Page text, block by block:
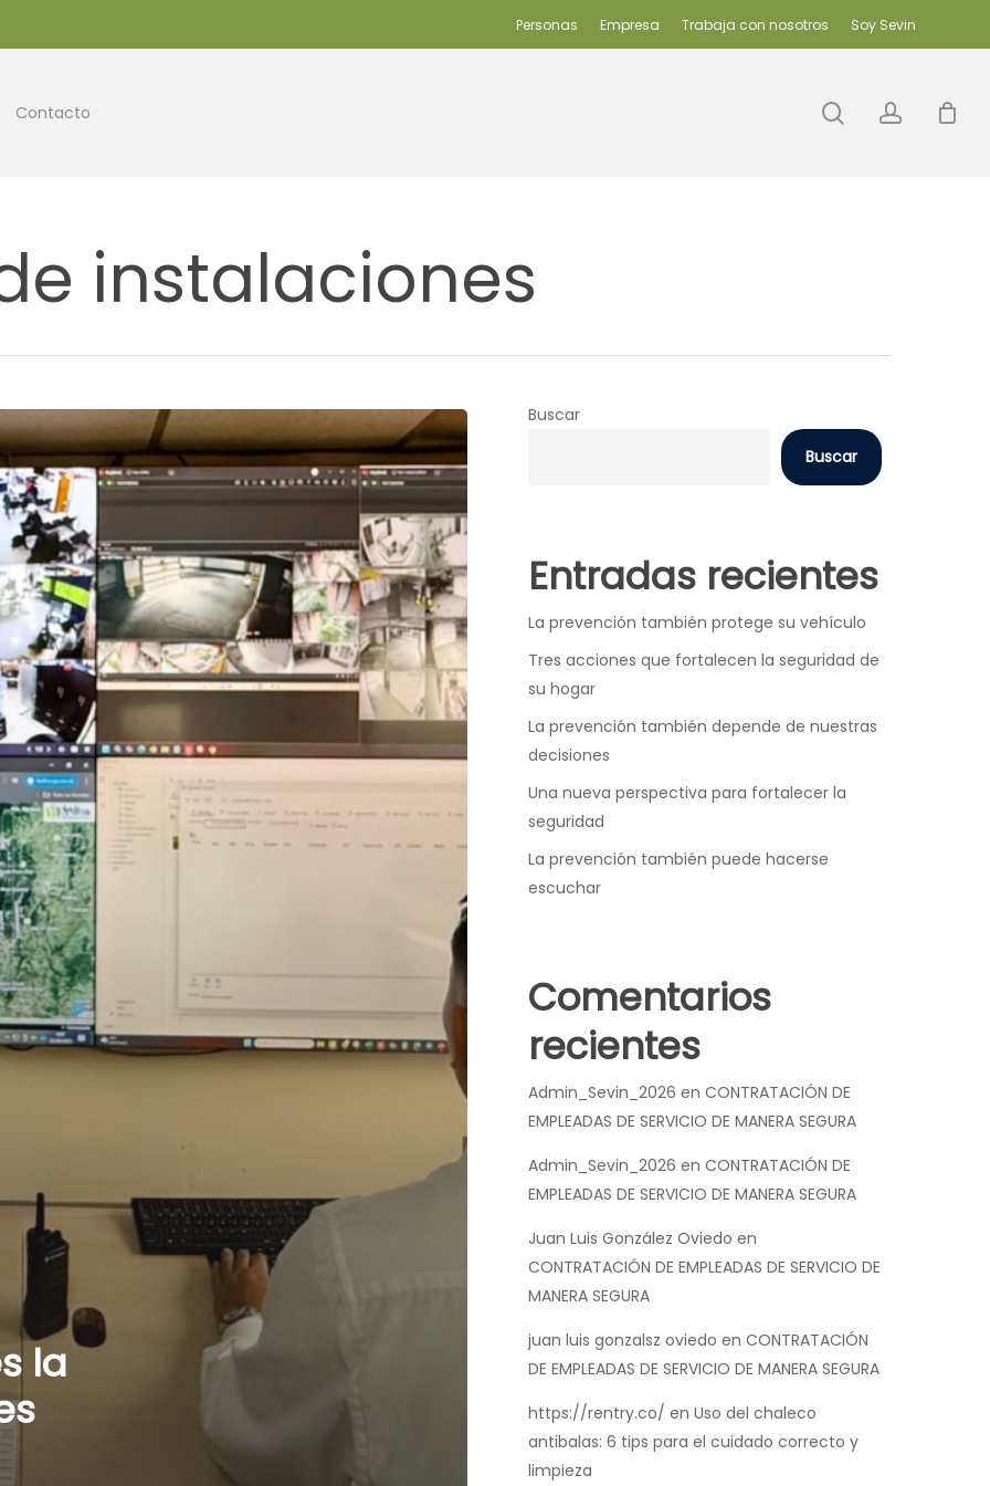
Personas Empresa Trabaja con nosotros Soy Sevin
Contacto search
instalaciones
la
Buscar
Buscar
Entradas recientes
La prevención también protege su vehículo
Tres acciones que fortalecen la seguridad de
su hogar
La prevención también depende de nuestras
decisiones
Una nueva perspectiva para fortalecer la
seguridad
La prevención también puede hacerse
escuchar
Comentarios
recientes
Admin_Sevin_2026 en CONTRATACIÓN DE
EMPLEADAS DE SERVICIO DE MANERA SEGURA
Admin_Sevin_2026 en CONTRATACIÓN DE
EMPLEADAS DE SERVICIO DE MANERA SEGURA
Juan Luis González Oviedo en
CONTRATACIÓN DE EMPLEADAS DE SERVICIO DE
MANERA SEGURA
juan luis gonzalsz oviedo en CONTRATACIÓN
DE EMPLEADAS DE SERVICIO DE MANERA SEGURA
https://rentry.co/ en Uso del chaleco
antibalas: 6 tips para el cuidado correcto y
limpieza